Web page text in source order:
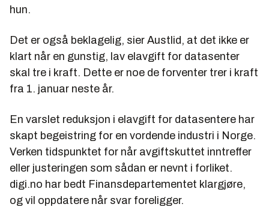
hun.
Det er også beklagelig, sier Austlid, at det ikke er
klart når en gunstig, lav elavgift for datasenter
skal tre i kraft. Dette er noe de forventer trer i kraft
fra 1. januar neste år.
En varslet reduksjon i elavgift for datasentere har
skapt begeistring for en vordende industri i Norge.
Verken tidspunktet for når avgiftskuttet inntreffer
eller justeringen som sådan er nevnt i forliket.
digi.no har bedt Finansdepartementet klargjøre,
og vil oppdatere når svar foreligger.